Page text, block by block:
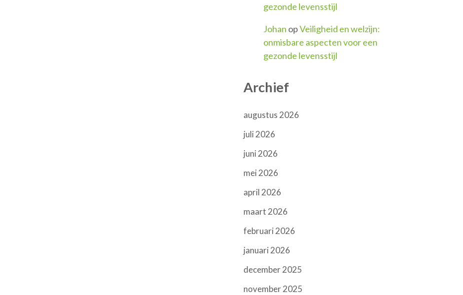
gezonde levensstijl
Johan opVeiligheid en welzijn:
onmisbare aspecten voor een
gezonde levensstijl
Archief
augustus 2026
juli 2026
juni 2026
mei 2026
april 2026
maart 2026
februari 2026
januari 2026
december 2025
november 2025